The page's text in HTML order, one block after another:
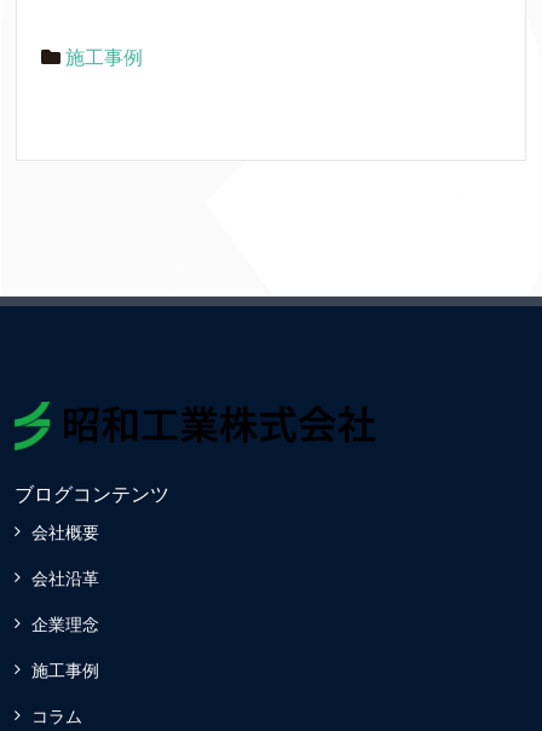
施工事例
ブログコンテンツ
会社概要
会社沿革
企業理念
施工事例
コラム